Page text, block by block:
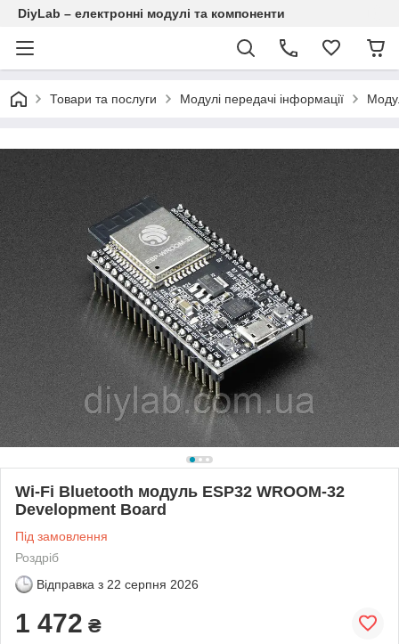
DiyLab – електронні модулі та компоненти
Товари та послуги Модулі передачі інформації
Wi-Fi Bluetooth модуль ESP32 WROOM-32
Development Board
Під замовлення
Роздріб
Відправка з 22 серпня 2026
1 472 ₴